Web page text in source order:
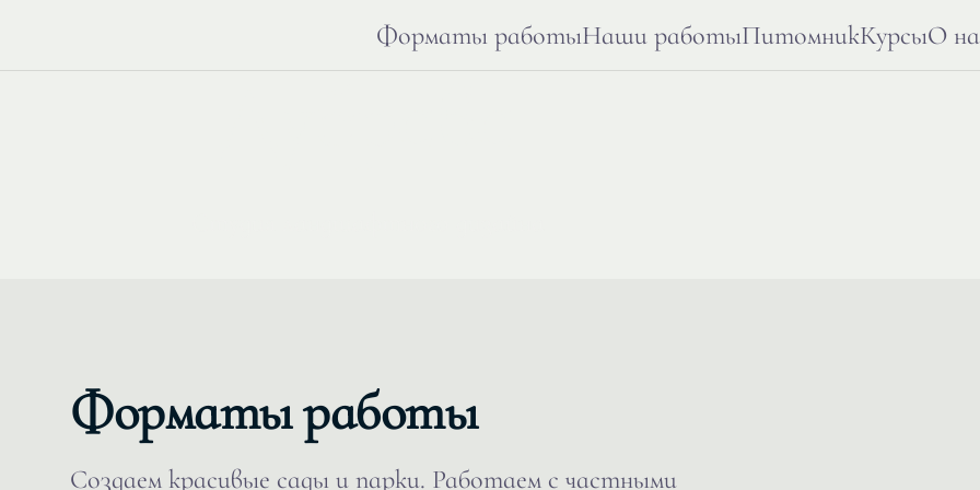
Форматы работыНаши работыПитомникКурсыО
Форматы работы
Создаем красивые сады и парки. Работаем с частными